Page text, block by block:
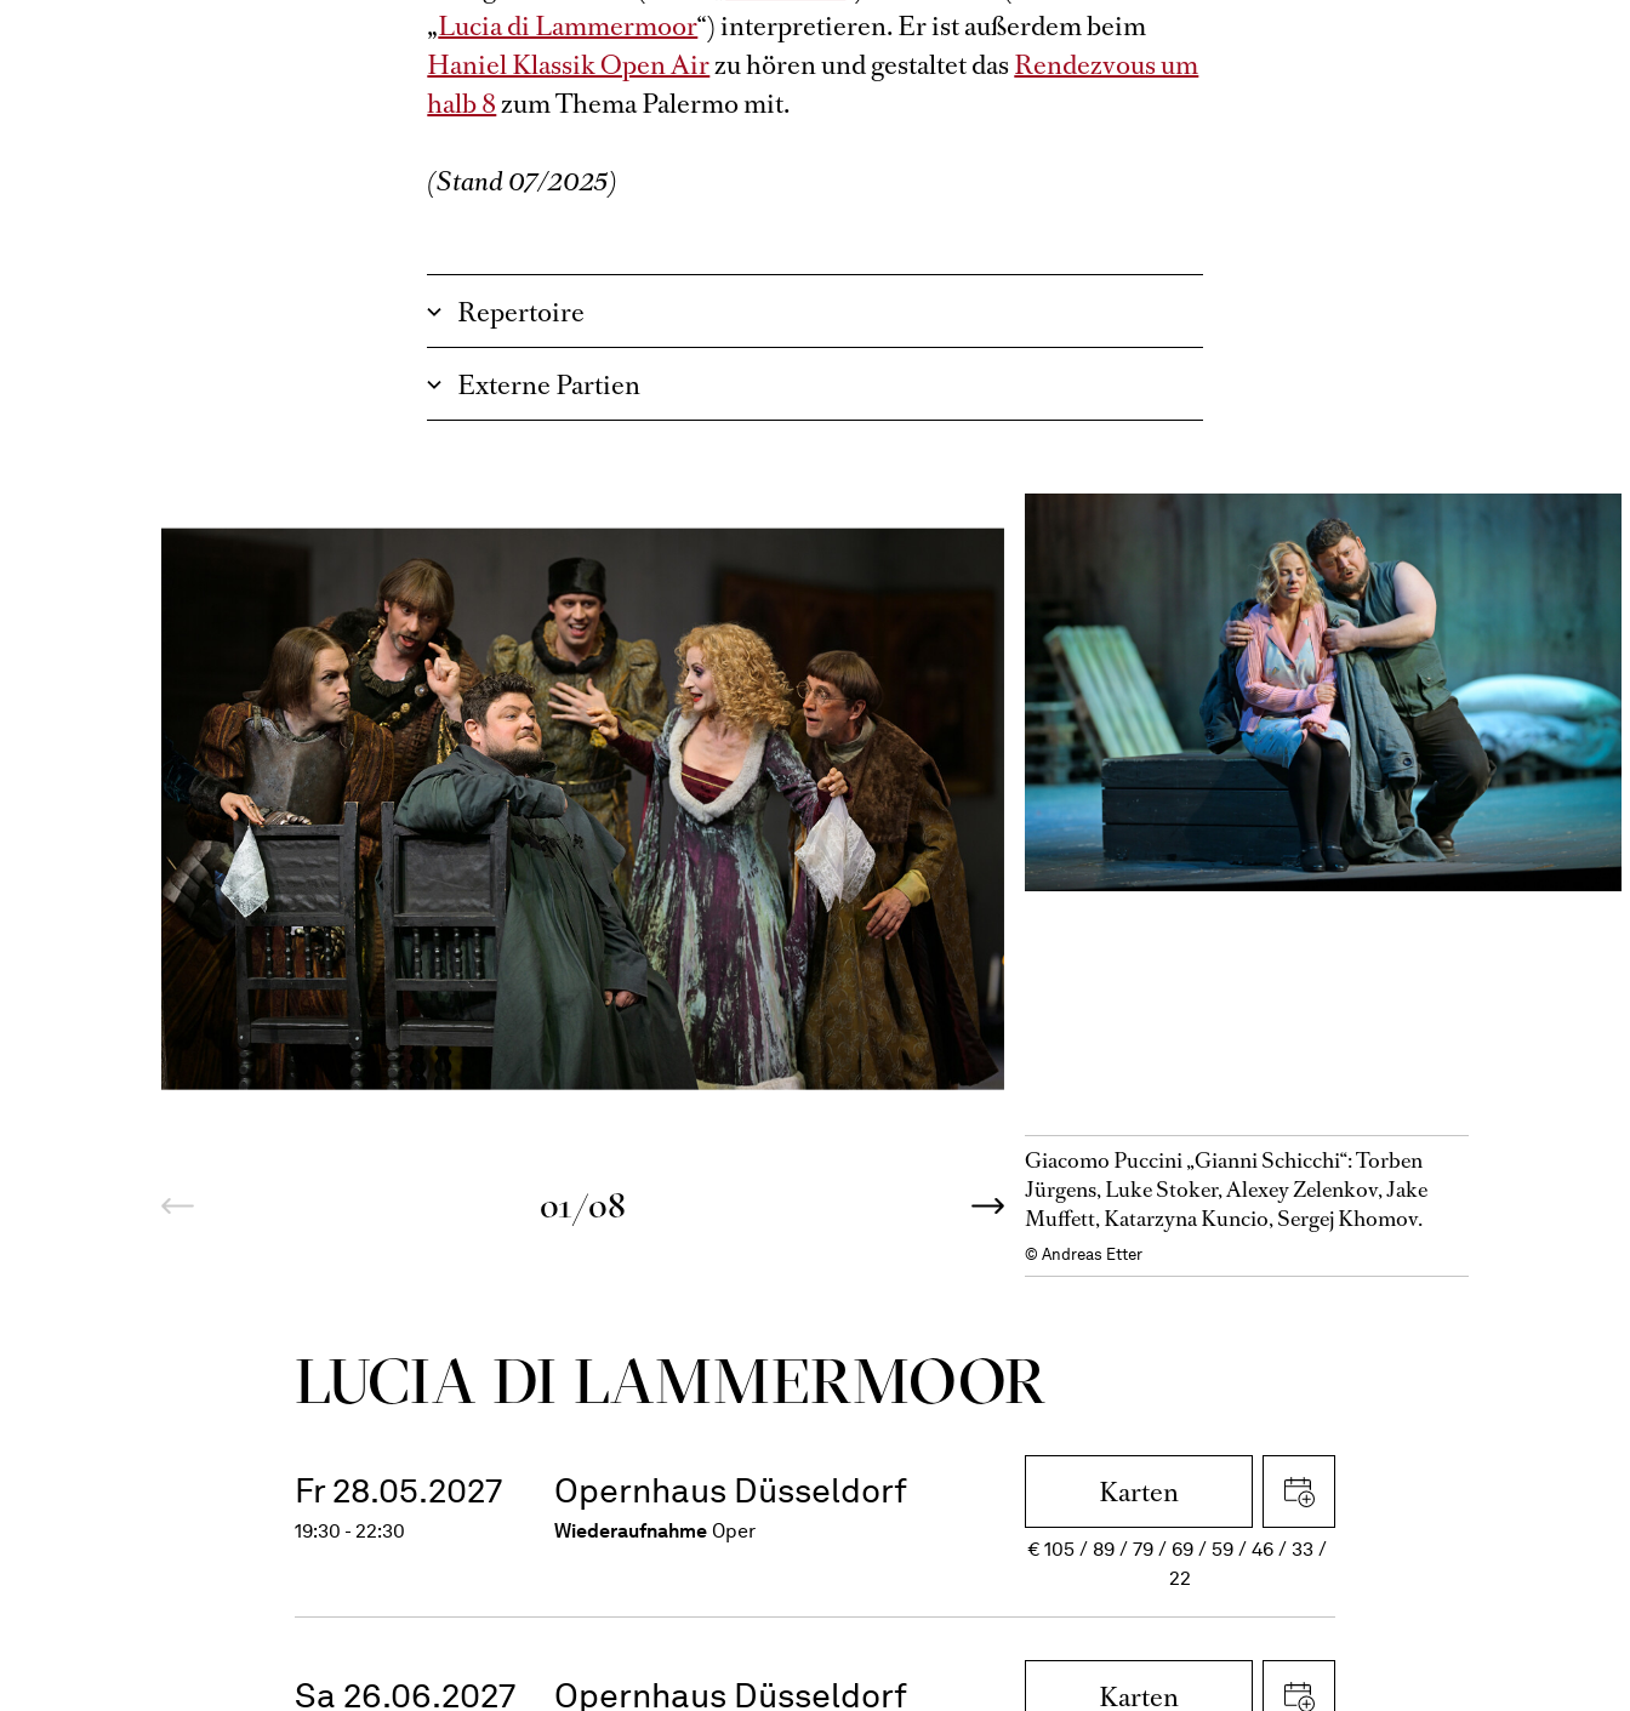
„Lucia di Lammermoor“) interpretieren. Er ist außerdem beim
Haniel Klassik Open Airzu hören und gestaltet dasRendezvous um
halb 8zum Thema Palermo mit.
(Stand 07/2025)
Repertoire
Externe Partien
01/08
Giacomo Puccini „Gianni Schicchi“: Torben
Jürgens, Luke Stoker, Alexey Zelenkov, Jake
Muffett, Katarzyna Kuncio, Sergej Khomov.
© Andreas Etter
LUCIA DI LAMMER­MOOR
Fr 28.05.2027 Opernhaus Düsseldorf
19:30 - 22:30 Wiederaufnahme Oper
Karten
€105 89 79 69 59 46
33
22
Sa 26.06.2027 Opernhaus Düsseldorf Karten